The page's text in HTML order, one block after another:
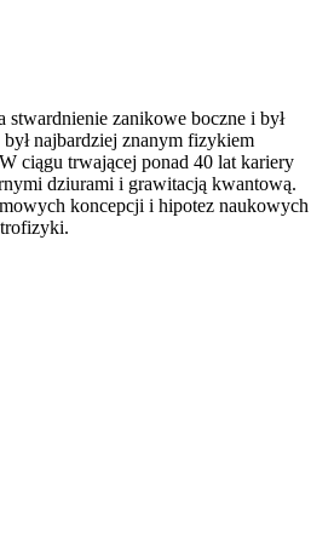
stwardnienie zanikowe boczne i był
najbardziej znanym fizykiem
ciągu trwającej ponad 40 lat kariery
dziurami i grawitacją kwantową.
koncepcji i hipotez naukowych